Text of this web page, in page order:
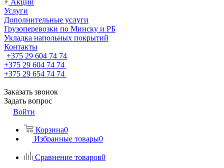
Акции
Услуги
Дополнительные услуги
Грузоперевозки по Минску и РБ
Укладка напольных покрытий
Контакты
+375 29 604 74 74
+375 29 604 74 74
+375 29 654 74 74
Заказать звонок
Задать вопрос
Войти
Корзина0
Избранные товары0
Сравнение товаров0